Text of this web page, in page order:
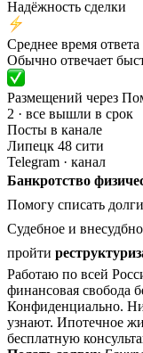
Надёжность сделки
Среднее время
Обычно отвечает
Размещений через
2 · все вышли в срок
Посты в канале
Липецк 48 сити
Telegram · канал
Банкротство
Помогу списать
Судебное и
пройти
Работаю по всей
финансовая свобода
Конфиденциально.
узнают. Ипотечное
бесплатную